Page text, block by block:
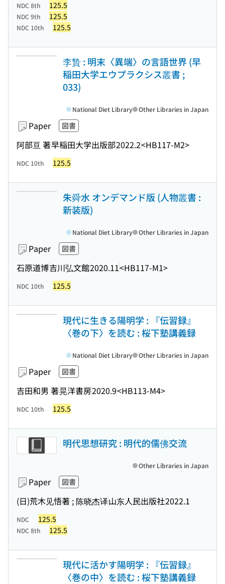
NDC 8th 125.5
NDC 9th 125.5
NDC 10th 125.5
李贄 : 明末〈異端〉の言語世界 (早
稲田大学エウプラクシス叢書 ;
033)
Paper 図書
阿部亘 著早稲田大学出版部2022.2<HB117-M2>
National Diet Library Other Libraries in Japan
NDC 10th 125.5
朱舜水 オンデマンド版 (人物叢書 :
新装版)
Paper 図書
石原道博吉川弘文館2020.11<HB117-M1>
National Diet Library Other Libraries in Japan
NDC 10th 125.5
現代に生きる陽明学 : 『伝習録』
〈巻の下〉を読む : 桜下塾講義録
Paper 図書
吉田和男 著晃洋書房2020.9<HB113-M4>
National Diet Library Other Libraries in Japan
NDC 10th 125.5
明代思想研究 : 明代的儒佛交流
Paper 図書
(日)荒木见悟著 ; 陈晓杰译山东人民出版社2022.1
Other Libraries in Japan
NDC 125.5
NDC 8th 125.5
現代に活かす陽明学 : 『伝習録』
〈巻の中〉を読む : 桜下塾講義録